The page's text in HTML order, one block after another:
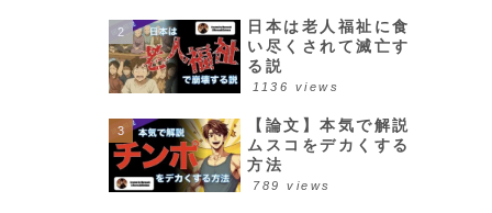
日本は老人福祉に食
い尽くされて滅亡す
る説
1136 views
【論文】本気で解説
ムスコをデカくする
方法
789 views